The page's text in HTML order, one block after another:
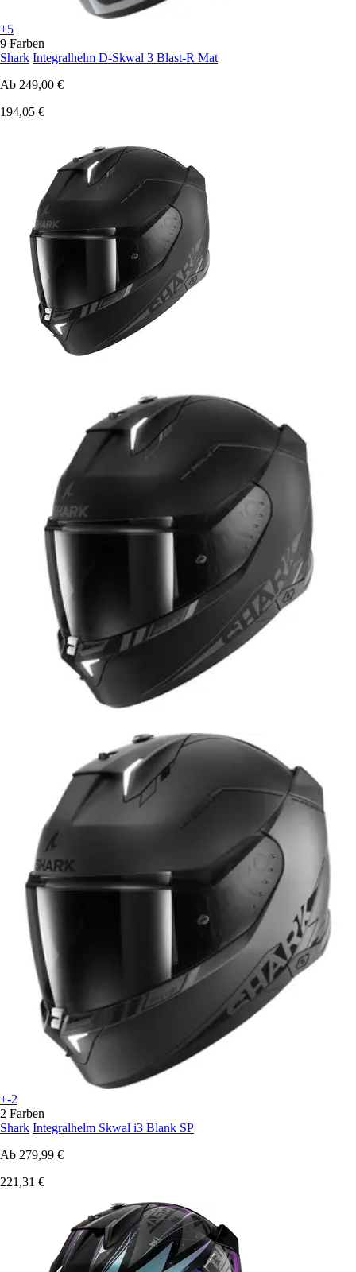
+5
9 Farben
Shark Integralhelm D-Skwal 3 Blast-R Mat
Ab 249,00 €
194,05 €
+-2
2 Farben
Shark Integralhelm Skwal i3 Blank SP
Ab 279,99 €
221,31 €